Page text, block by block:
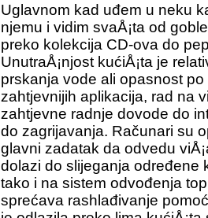
Uglavnom kad uđem u neku
njemu i vidim svaÅ¡ta od
preko kolekcija CD-ova do
UnutraÅ¡njost kućiÅ¡ta je
prskanja vode ali opasnost
zahtjevnijih aplikacija, rad na
zahtjevne radnje dovode do
do zagrijavanja. Računari su
glavni zadatak da odvedu
dolazi do slijeganja određene
tako i na sistem odvođenja
sprećava rashlađivanje